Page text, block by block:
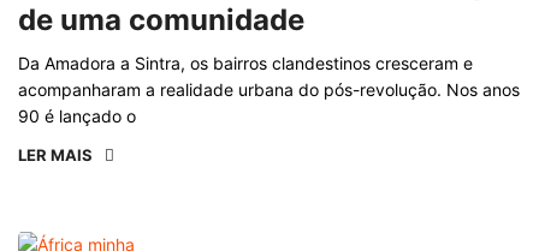
de uma comunidade
Da Amadora a Sintra, os bairros clandestinos cresceram e
acompanharam a realidade urbana do pós-revolução. Nos anos
90 é lançado o
LER MAIS